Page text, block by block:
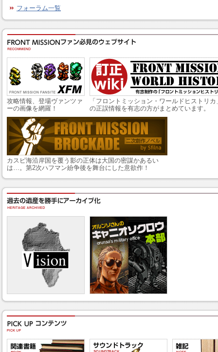
フォーラム一覧
攻略情報、登場ヴァンツァ
ーの画像を網羅！
「フロントミッション・ワールドヒストリ
の正誤情報を有志の方がまとめています。
カスピ海沿岸国を覆う影の正体は大国の密謀かあるい
は…。第2次ハフマン紛争後を舞台にした意欲作！